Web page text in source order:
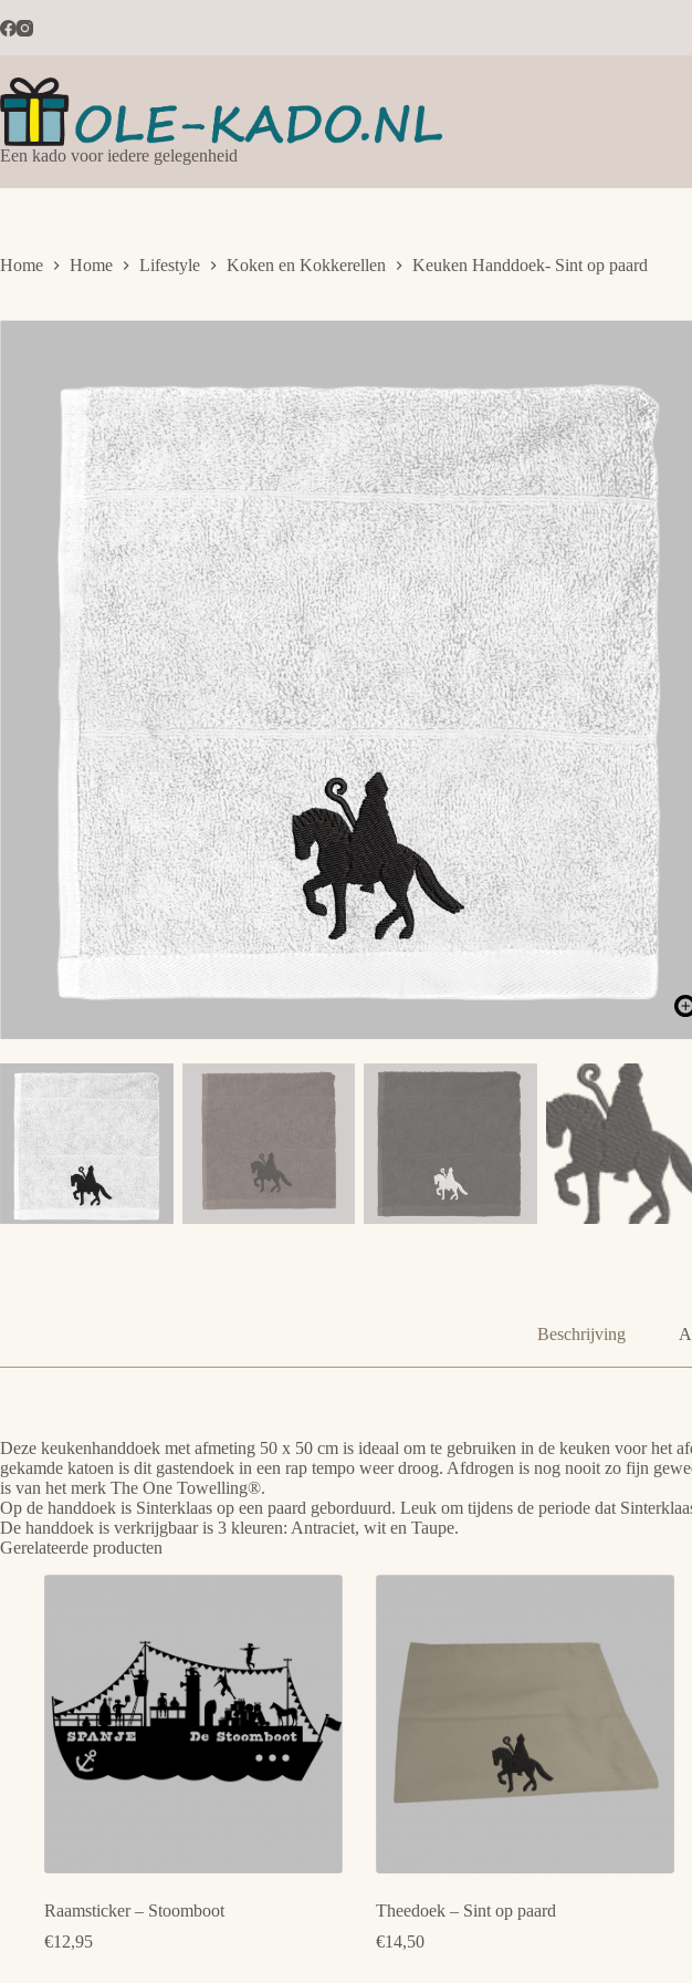
naar
Een kado voor iedere gelegenheid
Home Home Lifestyle Koken en Kokkerellen Keuken Handdoek- Sint op paard
Beschrijving
Deze keukenhanddoek met afmeting 50 x 50 cm is ideaal om te gebruiken in de keuken voor
gekamde katoen is dit gastendoek in een rap tempo weer droog. Afdrogen is nog nooit zo fijn
is van het merk The One Towelling®.
Op de handdoek is Sinterklaas op een paard geborduurd. Leuk om tijdens de periode dat
De handdoek is verkrijgbaar is 3 kleuren: Antraciet, wit en Taupe.
Gerelateerde producten
Raamsticker – Stoomboot
€12,95
Theedoek – Sint op paard
€14,50